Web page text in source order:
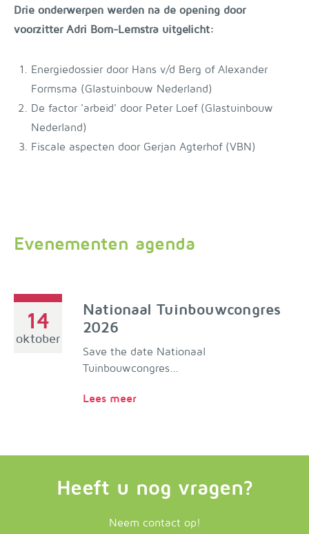
Drie onderwerpen werden na de opening door
voorzitter Adri Bom-Lemstra uitgelicht:
Energiedossier door Hans v/d Berg of Alexander
Formsma (Glastuinbouw Nederland)
De factor 'arbeid' door Peter Loef (Glastuinbouw
Nederland)
Fiscale aspecten door Gerjan Agterhof (VBN)
Evenementen agenda
14
oktober
Nationaal Tuinbouwcongres
2026
Save the date Nationaal
Tuinbouwcongres...
Lees meer
Heeft u nog vragen?
Neem contact op!